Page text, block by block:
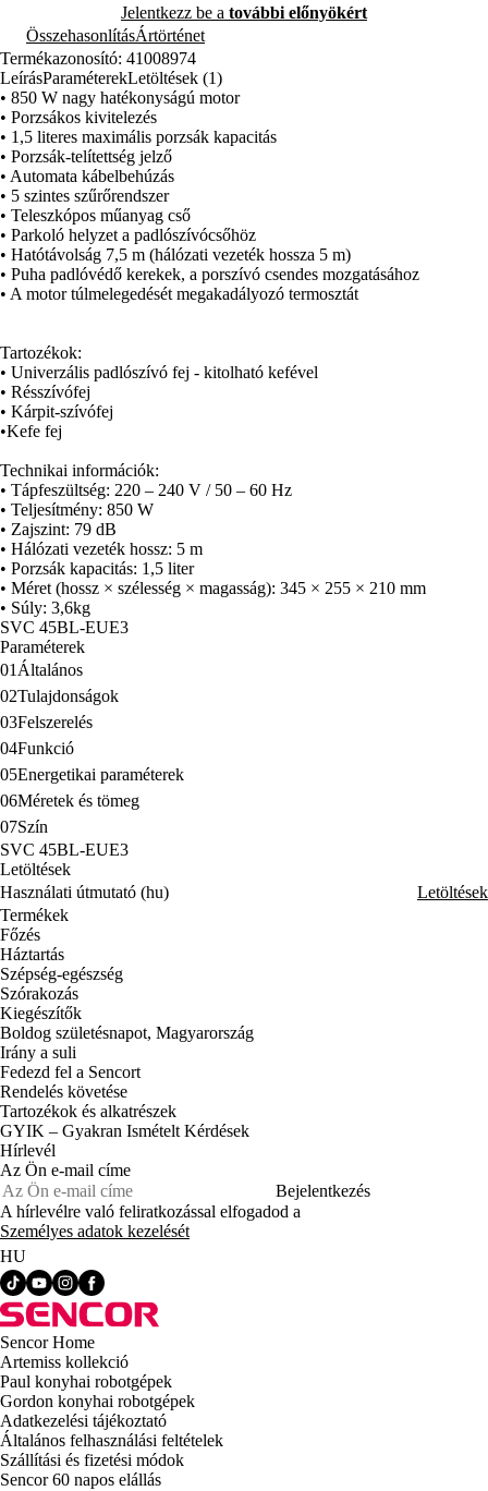
Jelentkezz be a további előnyökért
ÖsszehasonlításÁrtörténet
Termékazonosító: 41008974
LeírásParaméterekLetöltések (1)
• 850 W nagy hatékonyságú motor
• Porzsákos kivitelezés
• 1,5 literes maximális porzsák kapacitás
• Porzsák-telítettség jelző
• Automata kábelbehúzás
• 5 szintes szűrőrendszer
• Teleszkópos műanyag cső
• Parkoló helyzet a padlószívócsőhöz
• Hatótávolság 7,5 m (hálózati vezeték hossza 5 m)
• Puha padlóvédő kerekek, a porszívó csendes mozgatásához
• A motor túlmelegedését megakadályozó termosztát
Tartozékok:
• Univerzális padlószívó fej - kitolható kefével
• Résszívófej
• Kárpit-szívófej
•Kefe fej
Technikai információk:
• Tápfeszültség: 220 – 240 V / 50 – 60 Hz
• Teljesítmény: 850 W
• Zajszint: 79 dB
• Hálózati vezeték hossz: 5 m
• Porzsák kapacitás: 1,5 liter
• Méret (hossz × szélesség × magasság): 345 × 255 × 210 mm
• Súly: 3,6kg
SVC 45BL-EUE3
Paraméterek
01 Általános
02Tulajdonságok
03Felszerelés
04Funkció
05Energetikai paraméterek
06Méretek és tömeg
07Szín
SVC 45BL-EUE3
Letöltések
Használati útmutató (hu)
Letöltések
Termékek
Főzés
Háztartás
Szépség-egészség
Szórakozás
Kiegészítők
Boldog születésnapot, Magyarország
Irány a suli
Fedezd fel a Sencort
Rendelés követése
Tartozékok és alkatrészek
GYIK – Gyakran Ismételt Kérdések
Hírlevél
Az Ön e-mail címe
Bejelentkezés
A hírlevélre való feliratkozással elfogadod a
Személyes adatok kezelését
HU
Sencor Home
Artemiss kollekció
Paul konyhai robotgépek
Gordon konyhai robotgépek
Adatkezelési tájékoztató
Általános felhasználási feltételek
Szállítási és fizetési módok
Sencor 60 napos elállás